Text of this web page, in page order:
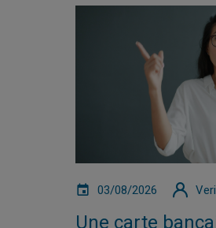
03/08/2026